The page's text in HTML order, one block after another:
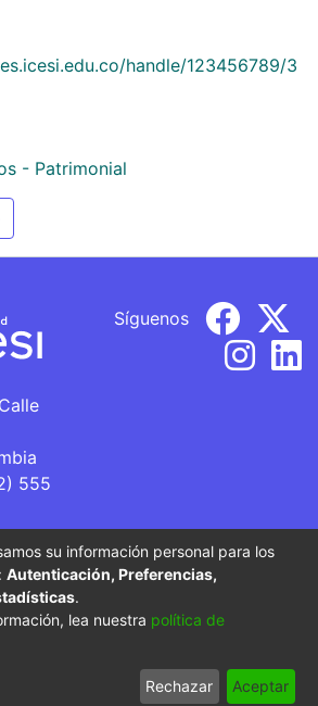
handle/123456789/3
- Patrimonial
555
Síguenos
es una Institución de Educación
sujeta a inspección y vigilancia
de Educación Nacional.
End User
Agreement
Send
Feedback
su información personal para los
Autenticación, Preferencias,
.
lea nuestra política de
Rechazar Aceptar